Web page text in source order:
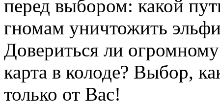
перед выбором: какой
гномам уничтожить
Довериться ли
карта в колоде? Выбор,
только от Вас!